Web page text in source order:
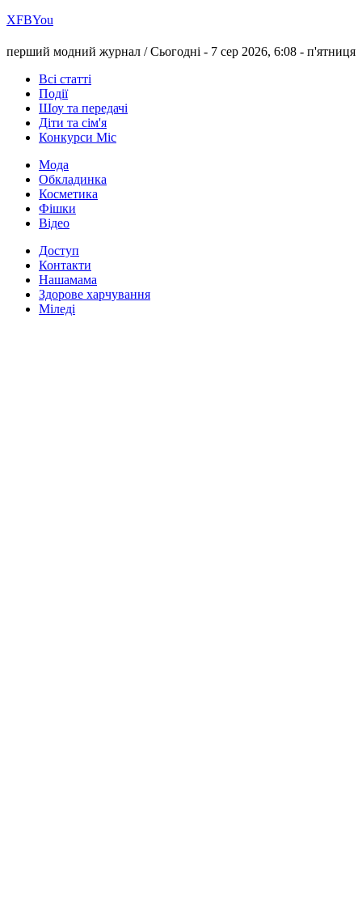
ХFBYou
перший модний журнал /Сьогодні - 7 сер 2026, 6:08 - п'ятниця
Всі статті
Події
Шоу та передачі
Діти та сім'я
Конкурси Міс
Мода
Обкладинка
Косметика
Фішки
Відео
Доступ
Контакти
Нашамама
Здорове харчування
Міледі